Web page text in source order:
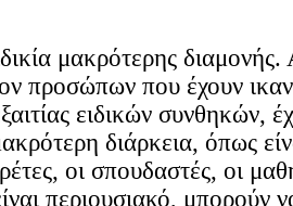
μακρότερης
προσώπων που έχουν
ειδικών συνθηκών,
διάρκεια, όπως
οι σπουδαστές, οι
περιουσιακό, μπορούν